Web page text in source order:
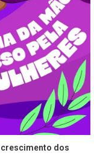
crescimento dos